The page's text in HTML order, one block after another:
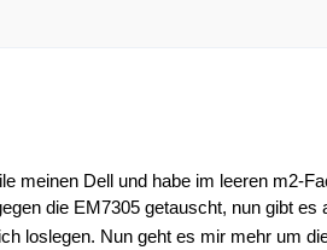
meinen Dell und habe im leeren m2-
die EM7305 getauscht, nun gibt es
loslegen. Nun geht es mir mehr um